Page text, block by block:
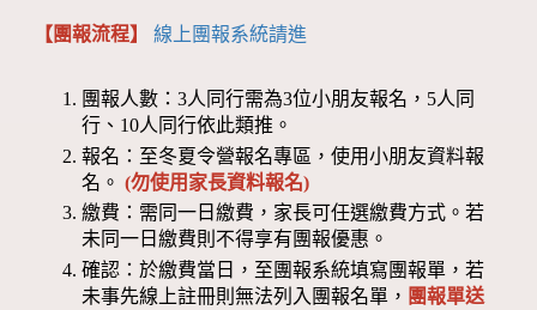
【團報流程】線上團報系統請進
團報人數：3人同行需為3位小朋友報名，5人同
行、10人同行依此類推。
報名：至冬夏令營報名專區，使用小朋友資料報
名。 (勿使用家長資料報名)
繳費：需同一日繳費，家長可任選繳費方式。若
未同一日繳費則不得享有團報優惠。
確認：於繳費當日，至團報系統填寫團報單，若
未事先線上註冊則無法列入團報名單， 團報單送